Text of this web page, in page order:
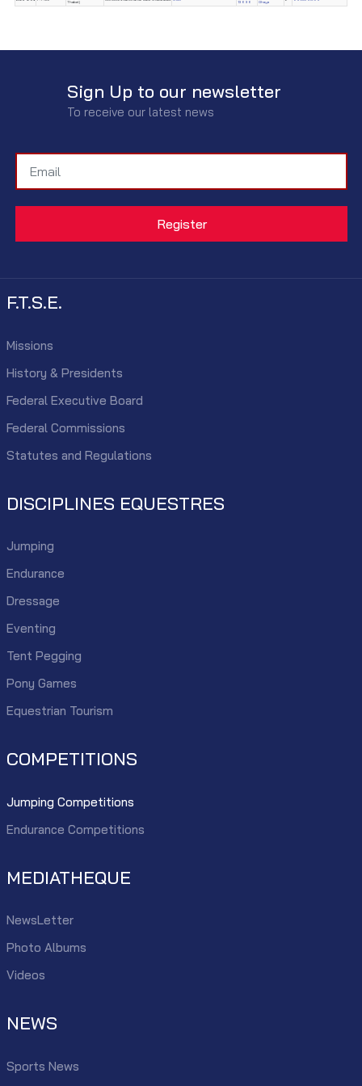
Thabet)
13696
Ghaya
Sign Up to our newsletter
To receive our latest news
F.T.S.E.
Missions
History & Presidents
Federal Executive Board
Federal Commissions
Statutes and Regulations
DISCIPLINES EQUESTRES
Jumping
Endurance
Dressage
Eventing
Tent Pegging
Pony Games
Equestrian Tourism
COMPETITIONS
Jumping Competitions
Endurance Competitions
MEDIATHEQUE
NewsLetter
Photo Albums
Videos
NEWS
Sports News